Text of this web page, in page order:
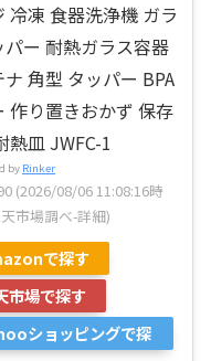
冷凍 食器洗浄機 ガラ
パー 耐熱ガラス容器
ナ 角型 タッパー BPA
作り置きおかず 保存
熱皿 JWFC-1
by Rinker
(2026/08/06 11:08:16時
市場調べ-詳細)
で探す
市場で探す
ショッピングで探